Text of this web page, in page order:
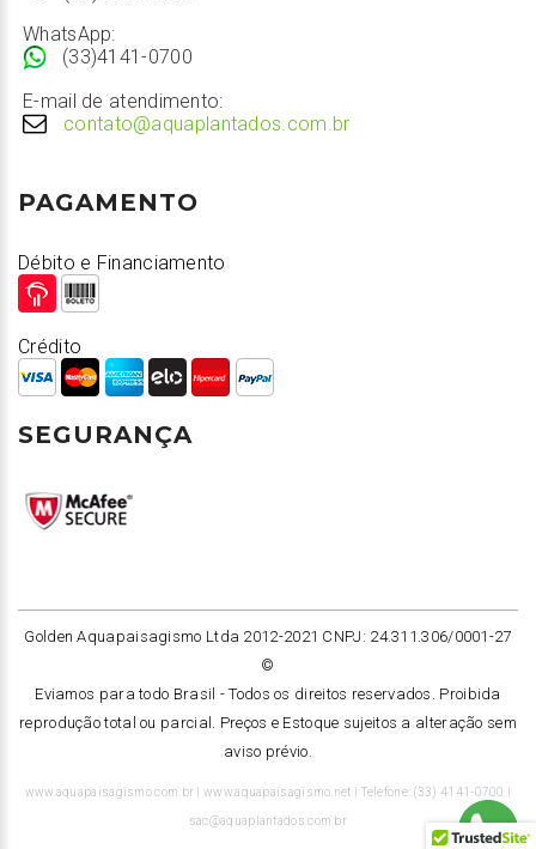
WhatsApp:
(33)4141-0700
E-mail de atendimento:
contato@aquaplantados.com.br
PAGAMENTO
Débito e Financiamento
Crédito
SEGURANÇA
Golden Aquapaisagismo Ltda 2012-2021 CNPJ: 24.311.306/0001-27
©
Eviamos para todo Brasil -Todos os direitos reservados. Proibida
reprodução total ou parcial. Preços e Estoque sujeitos a alteração sem
aviso prévio.
www.aquapaisagismo.com.br | www.aquapaisagismo.net | Telefone: (33) 4141-0700 |
sac@aquaplantados.com.br